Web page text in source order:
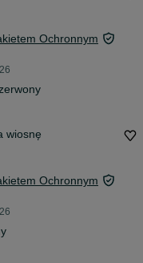
Ochronnym
na wiosnę
Ochronnym